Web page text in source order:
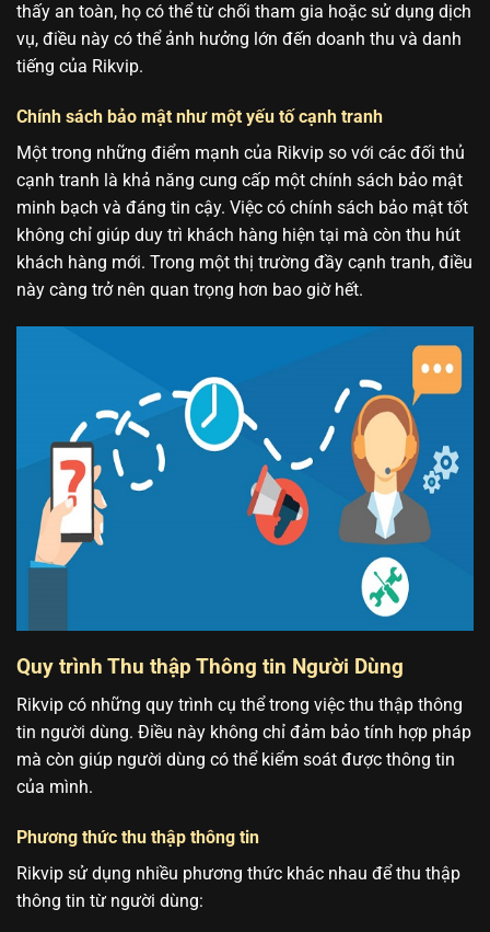
thấy an toàn, họ có thể từ chối tham gia hoặc sử dụng dịch
vụ, điều này có thể ảnh hưởng lớn đến doanh thu và danh
tiếng của Rikvip.
Chính sách bảo mật như một yếu tố cạnh tranh
Một trong những điểm mạnh của Rikvip so với các đối thủ
cạnh tranh là khả năng cung cấp một chính sách bảo mật
minh bạch và đáng tin cậy. Việc có chính sách bảo mật tốt
không chỉ giúp duy trì khách hàng hiện tại mà còn thu hút
khách hàng mới. Trong một thị trường đầy cạnh tranh, điều
này càng trở nên quan trọng hơn bao giờ hết.
Quy trình Thu thập Thông tin Người Dùng
Rikvip có những quy trình cụ thể trong việc thu thập thông
tin người dùng. Điều này không chỉ đảm bảo tính hợp pháp
mà còn giúp người dùng có thể kiểm soát được thông tin
của mình.
Phương thức thu thập thông tin
Rikvip sử dụng nhiều phương thức khác nhau để thu thập
thông tin từ người dùng: